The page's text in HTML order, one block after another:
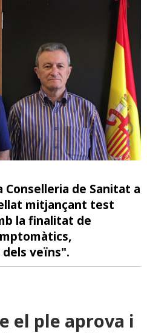
Conselleria de Sanitat a
mitjançant test
la finalitat de
veïns".
el ple aprova i